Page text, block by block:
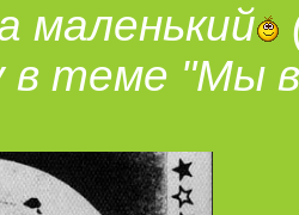
маленький
в теме "Мы